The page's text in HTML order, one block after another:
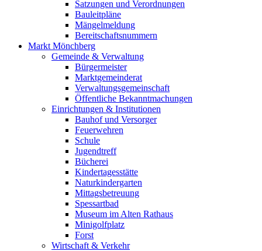
Satzungen und Verordnungen
Bauleitpläne
Mängelmeldung
Bereitschaftsnummern
Markt Mönchberg
Gemeinde & Verwaltung
Bürgermeister
Marktgemeinderat
Verwaltungsgemeinschaft
Öffentliche Bekanntmachungen
Einrichtungen & Institutionen
Bauhof und Versorger
Feuerwehren
Schule
Jugendtreff
Bücherei
Kindertagesstätte
Naturkindergarten
Mittagsbetreuung
Spessartbad
Museum im Alten Rathaus
Minigolfplatz
Forst
Wirtschaft & Verkehr